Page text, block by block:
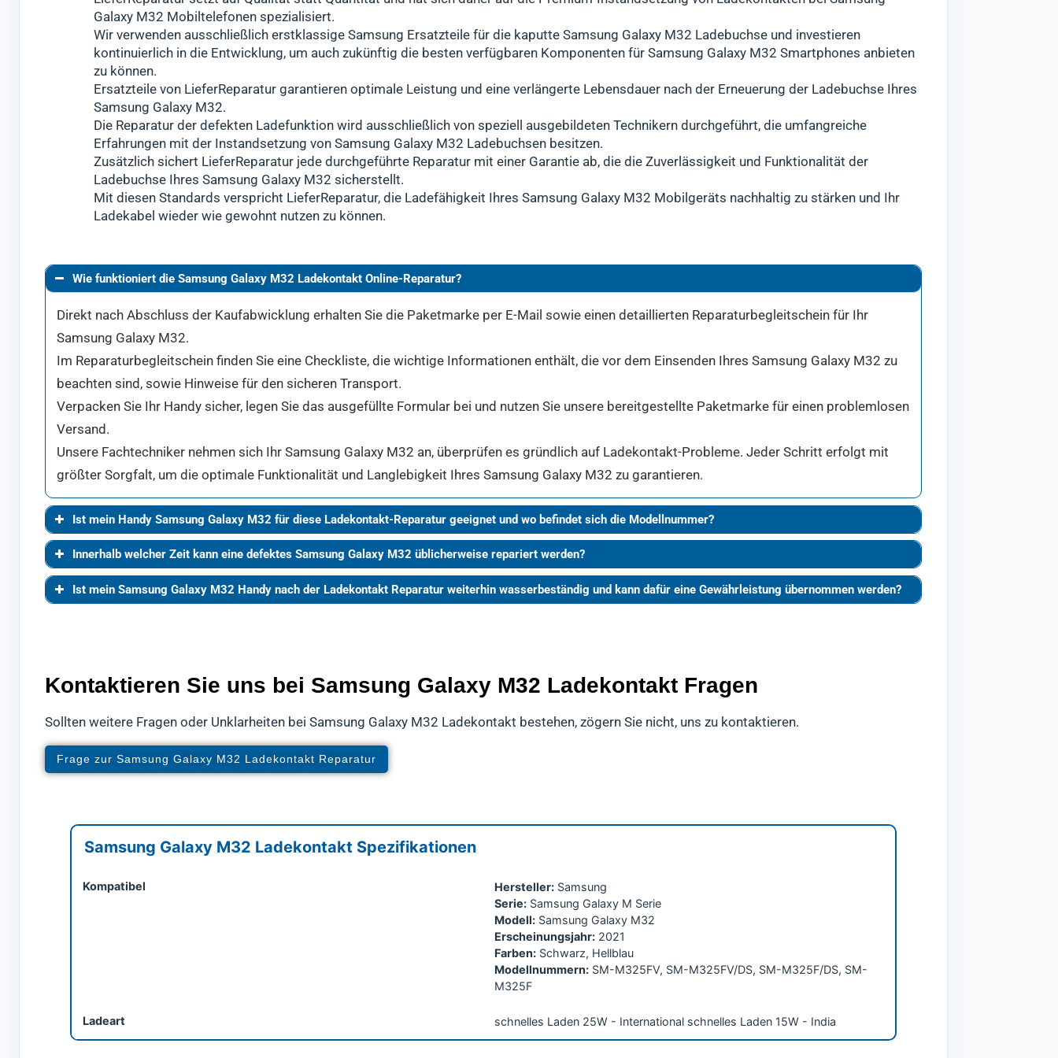
Galaxy M32 Mobiltelefonen spezialisiert.
Wir verwenden ausschließlich erstklassige Samsung Ersatzteile für die kaputte Samsung Galaxy M32 Ladebuchse und investieren
kontinuierlich in die Entwicklung, um auch zukünftig die besten verfügbaren Komponenten für Samsung Galaxy M32 Smartphones anbieten
zu können.
Ersatzteile von LieferReparatur garantieren optimale Leistung und eine verlängerte Lebensdauer nach der Erneuerung der Ladebuchse Ihres
Samsung Galaxy M32.
Die Reparatur der defekten Ladefunktion wird ausschließlich von speziell ausgebildeten Technikern durchgeführt, die umfangreiche
Erfahrungen mit der Instandsetzung von Samsung Galaxy M32 Ladebuchsen besitzen.
Zusätzlich sichert LieferReparatur jede durchgeführte Reparatur mit einer Garantie ab, die die Zuverlässigkeit und Funktionalität der
Ladebuchse Ihres Samsung Galaxy M32 sicherstellt.
Mit diesen Standards verspricht LieferReparatur, die Ladefähigkeit Ihres Samsung Galaxy M32 Mobilgeräts nachhaltig zu stärken und Ihr
Ladekabel wieder wie gewohnt nutzen zu können.
Wie funktioniert die Samsung Galaxy M32 Ladekontakt Online-Reparatur?
Direkt nach Abschluss der Kaufabwicklung erhalten Sie die Paketmarke per E-Mail sowie einen detaillierten Reparaturbegleitschein für Ihr
Samsung Galaxy M32.
Im Reparaturbegleitschein finden Sie eine Checkliste, die wichtige Informationen enthält, die vor dem Einsenden Ihres Samsung Galaxy M32 zu
beachten sind, sowie Hinweise für den sicheren Transport.
Verpacken Sie Ihr Handy sicher, legen Sie das ausgefüllte Formular bei und nutzen Sie unsere bereitgestellte Paketmarke für einen problemlosen
Versand.
Unsere Fachtechniker nehmen sich Ihr Samsung Galaxy M32 an, überprüfen es gründlich auf Ladekontakt-Probleme. Jeder Schritt erfolgt mit
größter Sorgfalt, um die optimale Funktionalität und Langlebigkeit Ihres Samsung Galaxy M32 zu garantieren.
Ist mein Handy Samsung Galaxy M32 für diese Ladekontakt-Reparatur geeignet und wo befindet sich die Modellnummer?
Innerhalb welcher Zeit kann eine defektes Samsung Galaxy M32 üblicherweise repariert werden?
Ist mein Samsung Galaxy M32 Handy nach der Ladekontakt Reparatur weiterhin wasserbeständig und kann dafür eine Gewährleistung übernommen werden?
Kontaktieren Sie uns bei Samsung Galaxy M32 Ladekontakt Fragen
Sollten weitere Fragen oder Unklarheiten bei Samsung Galaxy M32 Ladekontakt bestehen, zögern Sie nicht, uns zu kontaktieren.
Frage zur Samsung Galaxy M32 Ladekontakt Reparatur
Samsung Galaxy M32 Ladekontakt Spezifikationen
Kompatibel Hersteller: Samsung
Serie: Samsung Galaxy M Serie
Modell: Samsung Galaxy M32
Erscheinungsjahr: 2021
Farben: Schwarz, Hellblau
Modellnummern: SM-M325FV, SM-M325FV/DS, SM-M325F/DS, SM-
M325F
Ladeart schnelles Laden 25W - International schnelles Laden 15W - India